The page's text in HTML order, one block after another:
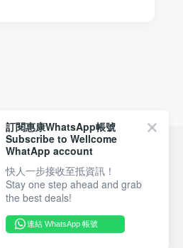
付款方式
關注我們
訂閱惠康WhatsApp帳號
Subscribe to Wellcome
WhatApp account
快人一步接收至抵資訊！
Stay one step ahead and grab
the best deals!
連結 WhatsApp 帳號